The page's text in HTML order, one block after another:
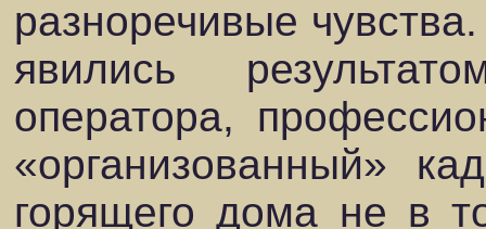
разноречивые
явились
оператора,
«организованный»
горящего дома не в